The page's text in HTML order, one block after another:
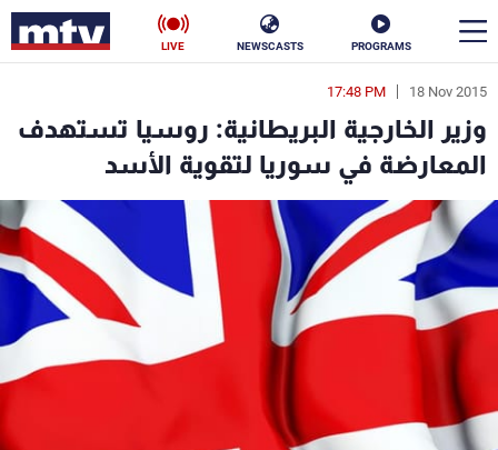
PROGRAMS
NEWSCASTS
LIVE
18 Nov 2015
17:48 PM
وزير الخارجية البريطانية: روسيا تستهدف
المعارضة في سوريا لتقوية الأسد
en
الأخبار
سياسة ناس
إقتصاد فن
منوعات رياضة